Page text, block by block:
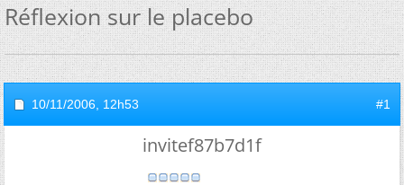
Réflexion sur le placebo
10/11/2006, 12h53 #1
invitef87b7d1f